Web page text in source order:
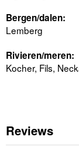
Bergen/dalen:
Lemberg
Rivieren/meren:
Kocher, Fils,
Reviews